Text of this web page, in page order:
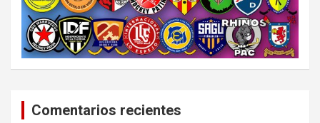
Comentarios recientes